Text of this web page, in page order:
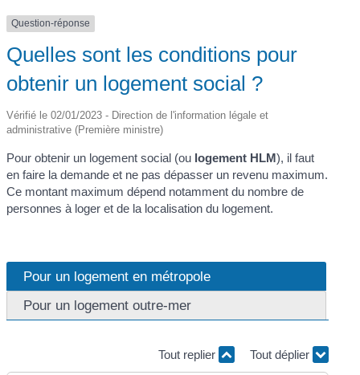
Question-réponse
Quelles sont les conditions pour
obtenir un logement social ?
Vérifié le 02/01/2023 - Direction de l'information légale et
administrative (Première ministre)
Pour obtenir un logement social (ou logement HLM), il faut
en faire la demande et ne pas dépasser un revenu maximum.
Ce montant maximum dépend notamment du nombre de
personnes à loger et de la localisation du logement.
Pour un logement en métropole
Pour un logement outre-mer
Tout replier Tout déplier